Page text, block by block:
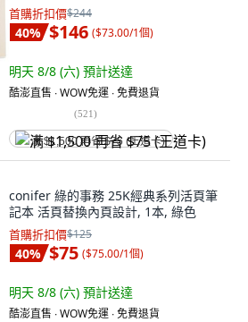
首購折扣價$244
40% $146 ($73.00/1個)
明天 8/8 (六) 預計送達
酷澎直售 ∙ WOW免運 ∙ 免費退貨
(521)
满 $1,500 再省 $75 (王道卡)
conifer 綠的事務 25K經典系列活頁筆
記本 活頁替換內頁設計, 1本, 綠色
首購折扣價$125
40% $75 ($75.00/1個)
明天 8/8 (六) 預計送達
酷澎直售 ∙ WOW免運 ∙ 免費退貨